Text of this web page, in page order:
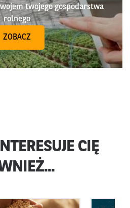
twojego gospodarstwa
rolnego
ZOBACZ
CIĘ